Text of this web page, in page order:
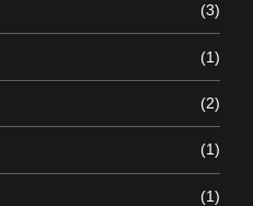
(3)
(1)
(2)
(1)
(1)